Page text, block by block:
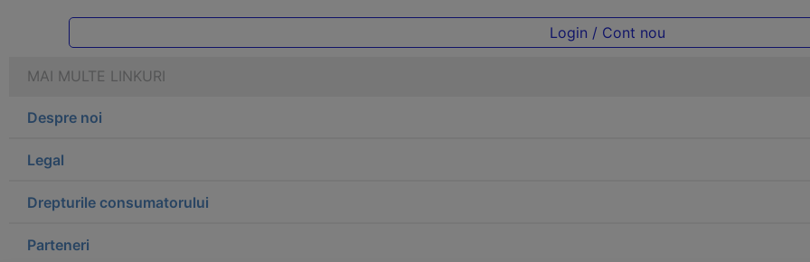
Login / Cont nou
MAI MULTE LINKURI
Despre noi
Legal
Drepturile consumatorului
Parteneri